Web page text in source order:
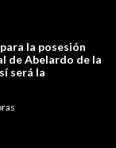
la posesión
de Abelardo de la
será la